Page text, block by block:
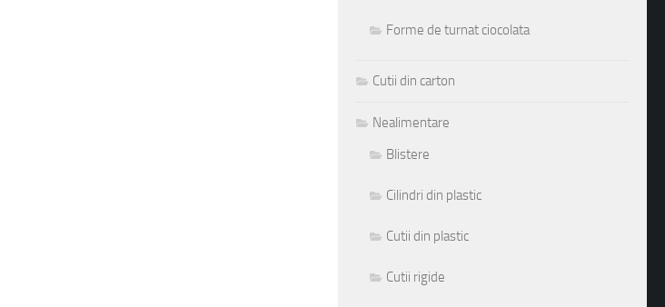
Forme de turnat ciocolata
Cutii din carton
Nealimentare
Blistere
Cilindri din plastic
Cutii din plastic
Cutii rigide